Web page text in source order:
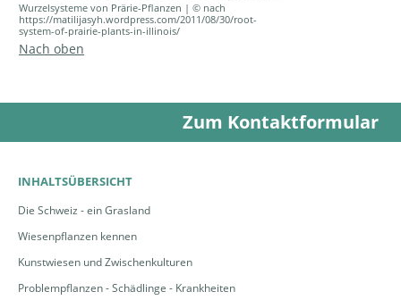
Wurzelsysteme von Prärie-Pflanzen | © nach
https://matilijasyh.wordpress.com/2011/08/30/root-
system-of-prairie-plants-in-illinois/
Nach oben
Zum Kontaktformular
INHALTSÜBERSICHT
Die Schweiz - ein Grasland
Wiesenpflanzen kennen
Kunstwiesen und Zwischenkulturen
Problempflanzen - Schädlinge - Krankheiten